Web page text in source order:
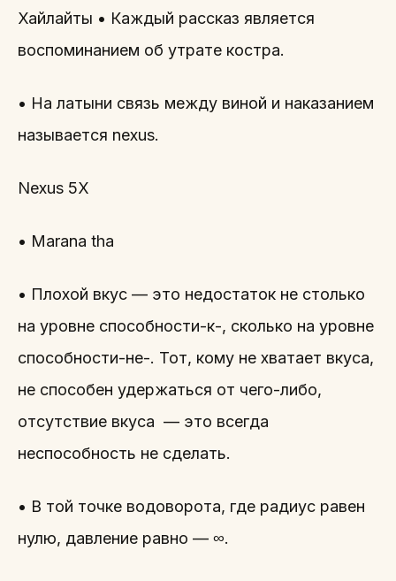
Хайлайты • Каждый рассказ является
воспоминанием об утрате костра.
• На латыни связь между виной и наказанием
называется nexus.
Nexus 5X
• Marana tha
• Плохой вкус — это недостаток не столько
на уровне способности-к-, сколько на уровне
способности-не-. Тот, кому не хватает вкуса,
не способен удержаться от чего-либо,
отсутствие вкуса — это всегда
неспособность не сделать.
• В той точке водоворота, где радиус равен
нулю, давление равно — ∞.